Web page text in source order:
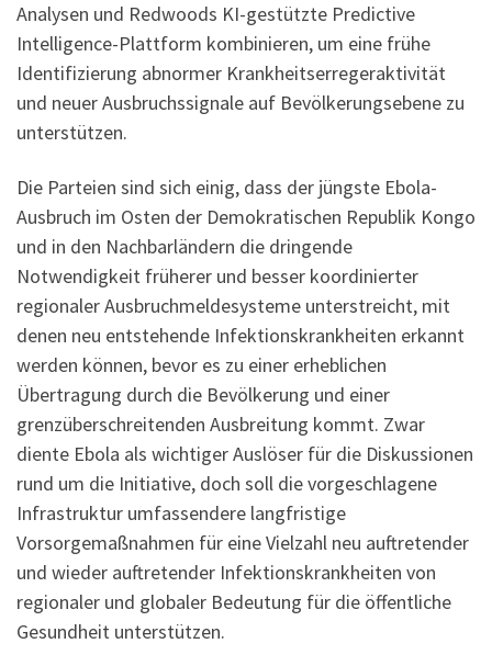
Analysen und Redwoods KI-gestützte Predictive
Intelligence-Plattform kombinieren, um eine frühe
Identifizierung abnormer Krankheitserregeraktivität
und neuer Ausbruchssignale auf Bevölkerungsebene zu
unterstützen.
Die Parteien sind sich einig, dass der jüngste Ebola-
Ausbruch im Osten der Demokratischen Republik Kongo
und in den Nachbarländern die dringende
Notwendigkeit früherer und besser koordinierter
regionaler Ausbruchmeldesysteme unterstreicht, mit
denen neu entstehende Infektionskrankheiten erkannt
werden können, bevor es zu einer erheblichen
Übertragung durch die Bevölkerung und einer
grenzüberschreitenden Ausbreitung kommt. Zwar
diente Ebola als wichtiger Auslöser für die Diskussionen
rund um die Initiative, doch soll die vorgeschlagene
Infrastruktur umfassendere langfristige
Vorsorgemaßnahmen für eine Vielzahl neu auftretender
und wieder auftretender Infektionskrankheiten von
regionaler und globaler Bedeutung für die öffentliche
Gesundheit unterstützen.